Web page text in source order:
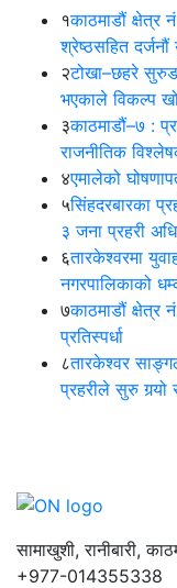
१काठमाडौं क्षेत्र
श्रेष्ठसहित
२टोखा–छहरे
भएकाले विकल्प
३काठमाडौं–७ :
राजनीतिक
४एमालेको
५सिंहदरबारका
३ जना प्रहरी
६तारकेश्वरमा
नगरपालिकाको
७काठमाडौं क्षेत्र
प्रतिस्पर्धा
८तारकेश्वर
प्रहरीले सुरु
सामाखुशी, रानीबारी,
+977-014355338